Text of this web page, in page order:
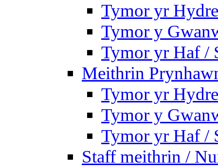
Tymor yr
Tymor y
Tymor yr Haf /
Meithrin
Tymor yr
Tymor y
Tymor yr Haf /
Staff meithrin /